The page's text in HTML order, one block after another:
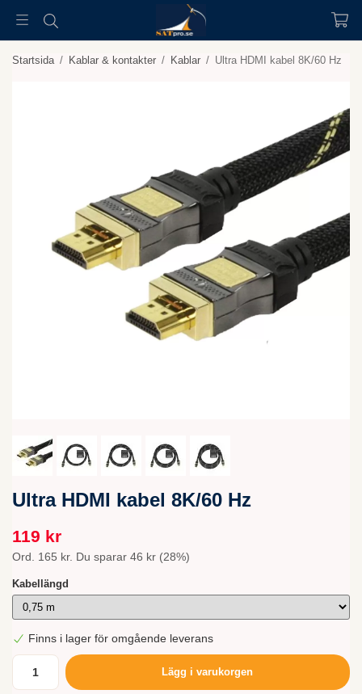
Startsida / Kablar & kontakter / Kablar / Ultra HDMI kabel 8K/60 Hz
Ultra HDMI kabel 8K/60 Hz
119 kr
Ord. 165 kr. Du sparar 46 kr (28%)
Kabellängd
Finns i lager för omgående leverans
Lägg i varukorgen